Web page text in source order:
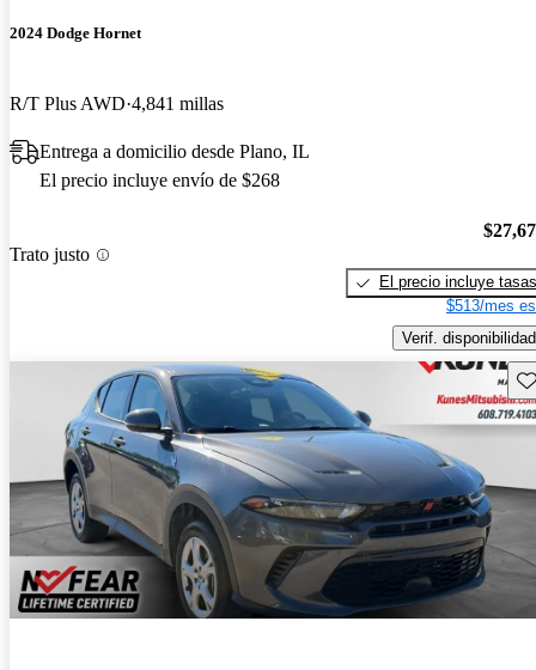
2024 Dodge Hornet
R/T Plus AWD 4,841 millas
Entrega a domicilio desde Plano, IL
El precio incluye envío de $268
Trato justo
El precio incluye tasas
$513/mes
Verif. disponibilidad